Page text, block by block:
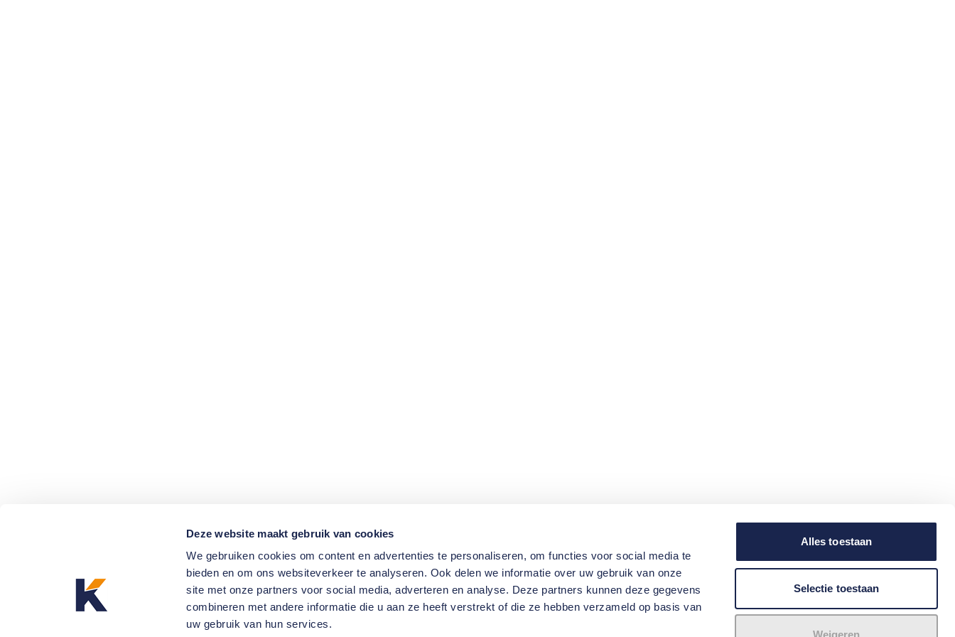
Deze website maakt gebruik van cookies
We gebruiken cookies om content en advertenties te personaliseren, om functies voor social media te
bieden en om ons websiteverkeer te analyseren. Ook delen we informatie over uw gebruik van onze
site met onze partners voor social media, adverteren en analyse. Deze partners kunnen deze gegevens
combineren met andere informatie die u aan ze heeft verstrekt of die ze hebben verzameld op basis van
uw gebruik van hun services.
Alles toestaan
Selectie toestaan
Weigeren